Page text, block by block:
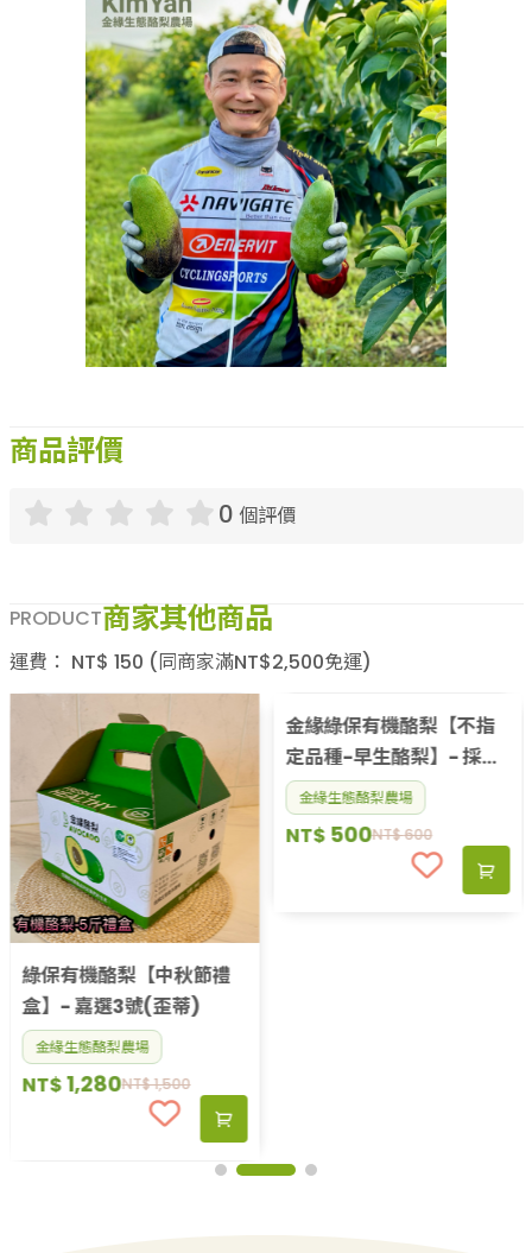
商品評價
0 個評價
PRODUCT商家其他商品
運費： NT$ 150 (同商家滿NT$2,500免運)
綠保有機酪梨【中秋節禮
盒】- 嘉選3號(歪蒂)
金緣生態酪梨農場
NT$1,500
NT$1,280
金緣綠保有機酪梨【不指
定品種-早生酪梨】- 採收
供貨中！
金緣生態酪梨農場
NT$600
NT$ 500